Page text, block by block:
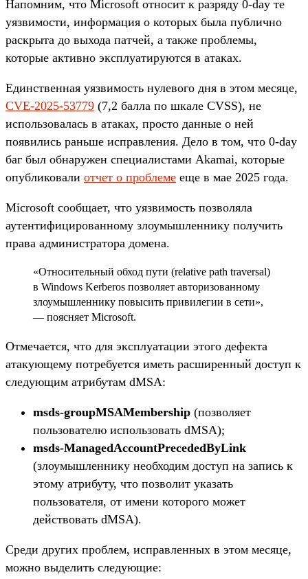
Напомним, что Microsoft относит к разряду 0-day те
уязвимости, информация о которых была публично
раскрыта до выхода патчей, а также проблемы,
которые активно эксплуатируются в атаках.
Единственная уязвимость нулевого дня в этом месяце,
CVE-2025-53779 (7,2 балла по шкале CVSS), не
использовалась в атаках, просто данные о ней
появились раньше исправления. Дело в том, что 0-day
баг был обнаружен специалистами Akamai, которые
опубликовали отчет о проблеме еще в мае 2025 года.
Microsoft сообщает, что уязвимость позволяла
аутентифицированному злоумышленнику получить
права администратора домена.
«Относительный обход пути (relative path traversal)
в Windows Kerberos позволяет авторизованному
злоумышленнику повысить привилегии в сети»,
— поясняет Microsoft.
Отмечается, что для эксплуатации этого дефекта
атакующему потребуется иметь расширенный доступ к
следующим атрибутам dMSA:
msds-groupMSAMembership (позволяет
пользователю использовать dMSA);
msds-ManagedAccountPrecededByLink
(злоумышленнику необходим доступ на запись к
этому атрибуту, что позволит указать
пользователя, от имени которого может
действовать dMSA).
Среди других проблем, исправленных в этом месяце,
можно выделить следующие: